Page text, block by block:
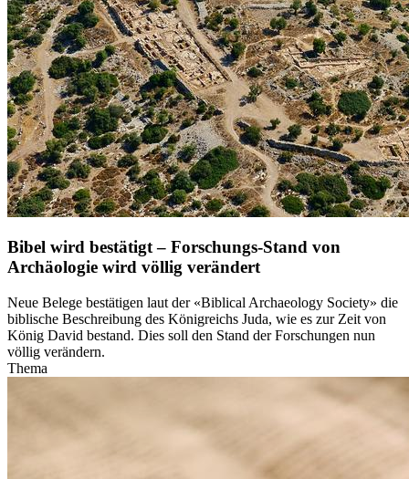
Bibel wird bestätigt – Forschungs-Stand von
Archäologie wird völlig verändert
Neue Belege bestätigen laut der «Biblical Archaeology Society» die
biblische Beschreibung des Königreichs Juda, wie es zur Zeit von
König David bestand. Dies soll den Stand der Forschungen nun
völlig verändern.
Thema